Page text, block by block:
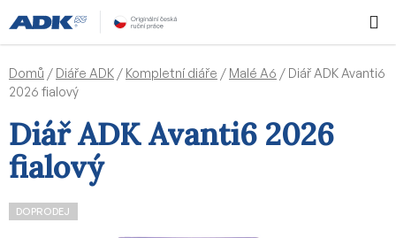
na
obsah
KOŠÍK
Domů / Diáře ADK / Kompletní diáře / Malé A6 / Diář ADK Avanti6
2026 fialový
Diář ADK Avanti6 2026
fialový
DOPRODEJ